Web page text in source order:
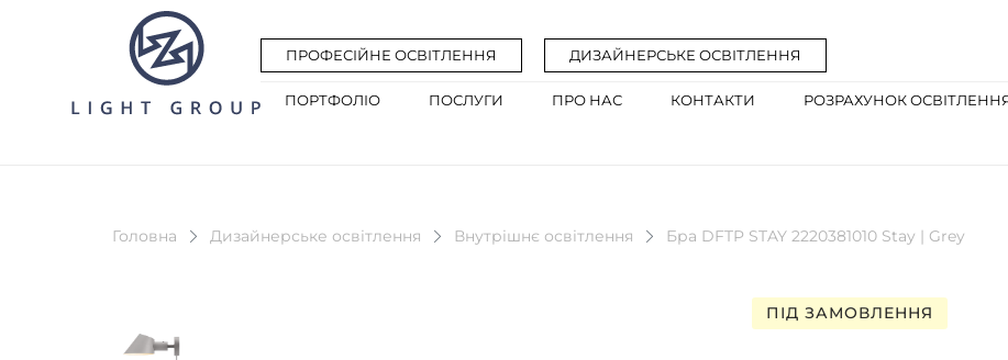
ПРОФЕСІЙНЕ ОСВІТЛЕННЯ ДИЗАЙНЕРСЬКЕ ОСВІТЛЕННЯ
ПОРТФОЛІО ПОСЛУГИ ПРО НАС КОНТАКТИ РОЗРАХУНОК
Головна Дизайнерське освітлення Внутрішнє освітлення Бра DFTP STAY 2220381010 Stay | Grey
ПІД ЗАМОВЛЕННЯ